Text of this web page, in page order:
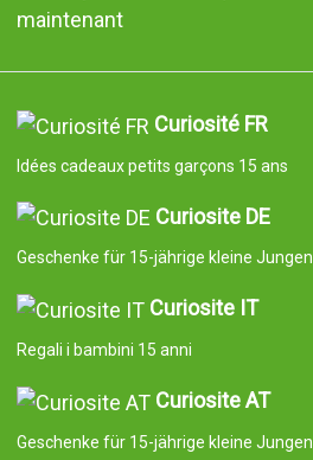
maintenant
Curiosité FR
Idées cadeaux petits garçons 15 ans
Curiosite DE
Geschenke für 15-jährige kleine Jungen
Curiosite IT
Regali i bambini 15 anni
Curiosite AT
Geschenke für 15-jährige kleine Jungen